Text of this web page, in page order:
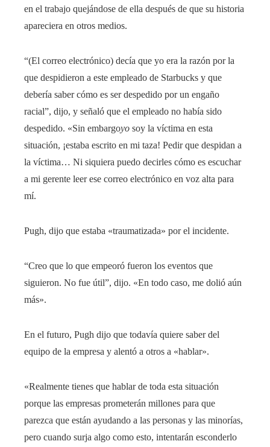
en el trabajo quejándose de ella después de que su historia
apareciera en otros medios.
“(El correo electrónico) decía que yo era la razón por la
que despidieron a este empleado de Starbucks y que
debería saber cómo es ser despedido por un engaño
racial”, dijo, y señaló que el empleado no había sido
despedido. «Sin embargoyo soy la víctima en esta
situación, ¡estaba escrito en mi taza! Pedir que despidan a
la víctima… Ni siquiera puedo decirles cómo es escuchar
a mi gerente leer ese correo electrónico en voz alta para
mí.
Pugh, dijo que estaba «traumatizada» por el incidente.
“Creo que lo que empeoró fueron los eventos que
siguieron. No fue útil”, dijo. «En todo caso, me dolió aún
más».
En el futuro, Pugh dijo que todavía quiere saber del
equipo de la empresa y alentó a otros a «hablar».
«Realmente tienes que hablar de toda esta situación
porque las empresas prometerán millones para que
parezca que están ayudando a las personas y las minorías,
pero cuando surja algo como esto, intentarán esconderlo